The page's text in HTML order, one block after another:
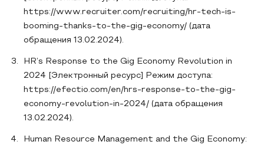
https://www.recruiter.com/recruiting/hr-tech-is-
booming-thanks-to-the-gig-economy/ (дата
обращения 13.02.2024).
HR’s Response to the Gig Economy Revolution in
2024 [Электронный ресурс] Режим доступа:
https://efectio.com/en/hrs-response-to-the-gig-
economy-revolution-in-2024/ (дата обращения
13.02.2024).
Human Resource Management and the Gig Economy: